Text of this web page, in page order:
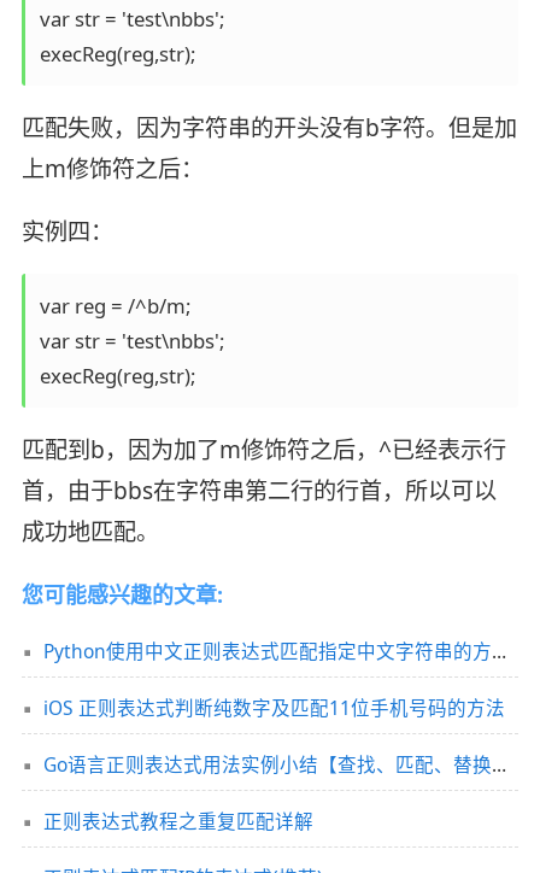
var str = 'test\nbbs';
execReg(reg,str);
匹配失败，因为字符串的开头没有b字符。但是加
上m修饰符之后：
实例四：
var reg = /^b/m;
var str = 'test\nbbs';
execReg(reg,str);
匹配到b，因为加了m修饰符之后，^已经表示行
首，由于bbs在字符串第二行的行首，所以可以
成功地匹配。
您可能感兴趣的文章:
Python使用中文正则表达式匹配指定中文字符串的方法示例
iOS 正则表达式判断纯数字及匹配11位手机号码的方法
Go语言正则表达式用法实例小结【查找、匹配、替换等】
正则表达式教程之重复匹配详解